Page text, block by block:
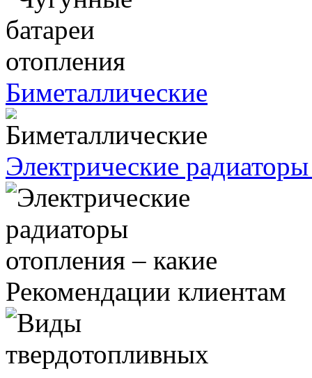
Биметаллические
Электрические
Рекомендации клиентам